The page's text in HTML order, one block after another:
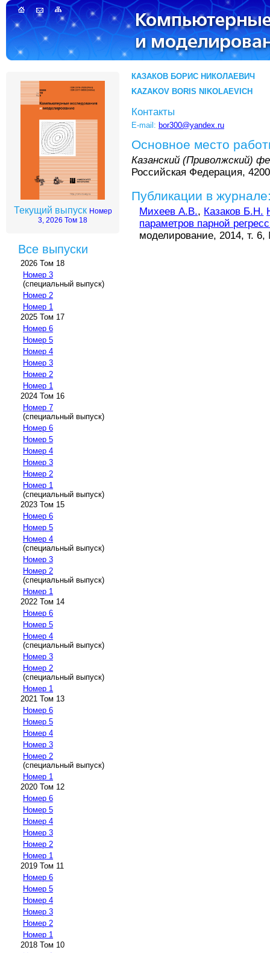
Текущий выпуск Номер
3, 2026 Том 18
Все выпуски
2026 Том 18
Номер 3
(специальный выпуск)
Номер 2
Номер 1
2025 Том 17
Номер 6
Номер 5
Номер 4
Номер 3
Номер 2
Номер 1
2024 Том 16
Номер 7
(специальный выпуск)
Номер 6
Номер 5
Номер 4
Номер 3
Номер 2
Номер 1
(специальный выпуск)
2023 Том 15
Номер 6
Номер 5
Номер 4
(специальный выпуск)
Номер 3
Номер 2
(специальный выпуск)
Номер 1
2022 Том 14
Номер 6
Номер 5
Номер 4
(специальный выпуск)
Номер 3
Номер 2
(специальный выпуск)
Номер 1
2021 Том 13
Номер 6
Номер 5
Номер 4
Номер 3
Номер 2
(специальный выпуск)
Номер 1
2020 Том 12
Номер 6
Номер 5
Номер 4
Номер 3
Номер 2
Номер 1
2019 Том 11
Номер 6
Номер 5
Номер 4
Номер 3
Номер 2
Номер 1
2018 Том 10
КАЗАКОВ БОРИС НИКОЛАЕВИЧ
KAZAKOV BORIS NIKOLAEVICH
Контакты
E-mail: bor300@yandex.ru
Основное место
Казанский (Приволжский)
Российская Федерация,
Публикации в
Михеев А.В., Казаков Б.Н.
параметров парной
моделирование, 2014, т.